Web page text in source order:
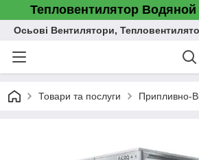
Тепловентилятор Водяной
Осьові Вентилятори,
Товари та послуги Припливно-